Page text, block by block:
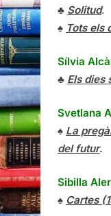
♣ Solitud.
♠ Tots els
Sílvia
♣ Els dies
Svetlana
♠ La
del futur.
Sibilla
♠ Cartes